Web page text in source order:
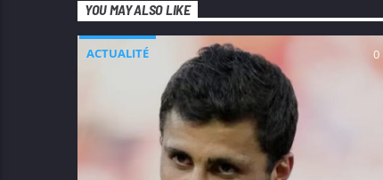
YOU MAY ALSO LIKE
ACTUALITÉ 0